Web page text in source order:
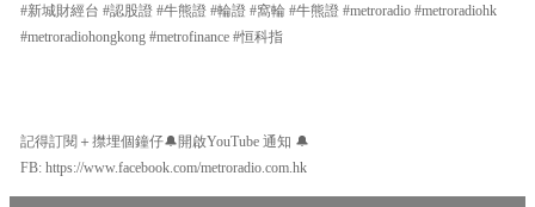
#新城財經台 #認股證 #牛熊證 #輪證 #窩輪 #牛熊證 #metroradio #metroradiohk
#metroradiohongkong #metrofinance #恒科指
記得訂閱＋㩒埋個鐘仔🔔開啟YouTube 通知 🔔
FB: https://www.facebook.com/metroradio.com.hk